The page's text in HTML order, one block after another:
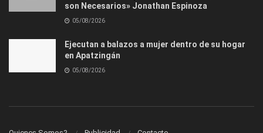
son Necesarios» Jonathan Espinoza
05/08/2026
Ejecutan a balazos a mujer dentro de su hogar
en Apatzingán
05/08/2026